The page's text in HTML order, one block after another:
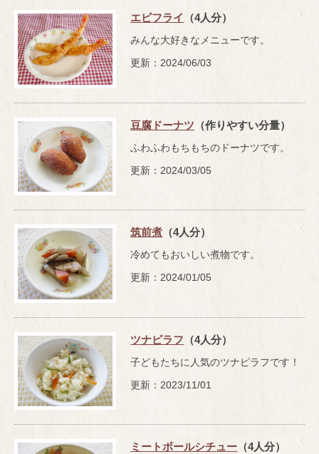
エビフライ （4人分）
みんな大好きなメニューです。
更新：2024/06/03
豆腐ドーナツ （作りやすい分量）
ふわふわもちもちのドーナツです。
更新：2024/03/05
筑前煮 （4人分）
冷めてもおいしい煮物です。
更新：2024/01/05
ツナピラフ （4人分）
子どもたちに人気のツナピラフです！
更新：2023/11/01
ミートボールシチュー （4人分）